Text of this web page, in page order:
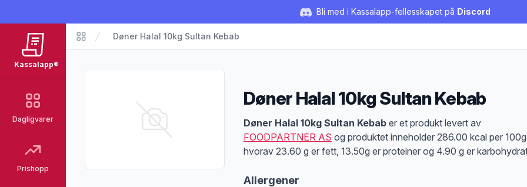
Bli med i Kassalapp-fellesskapet på Discord
Kassalapp®
Dagligvarer
Prishopp
Matvarer
Døner Halal 10kg Sultan Kebab
Døner Halal 10kg Sultan Kebab
Produktbeskrivelse
Døner Halal 10kg Sultan Kebab er et produkt levert av
FOODPARTNER AS og produktet inneholder 286.00 kcal per
hvorav 23.60 g er fett, 13.50g er proteiner og 4.90 g er
Allergener